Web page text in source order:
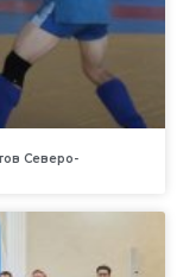
Северо-